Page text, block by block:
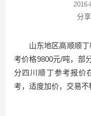
2016-
分享
山东地区高顺顺丁
考价格9800元/吨，部
分四川顺丁参考报价
考，适度加价，交易不